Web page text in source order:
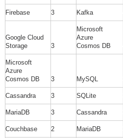
Firebase 3 Kafka
Google Cloud
Storage
3
Microsoft
Azure
Cosmos DB
Microsoft
Azure
Cosmos DB
3 MySQL
Cassandra 3 SQLite
MariaDB 3 Cassandra
Couchbase 2 MariaDB